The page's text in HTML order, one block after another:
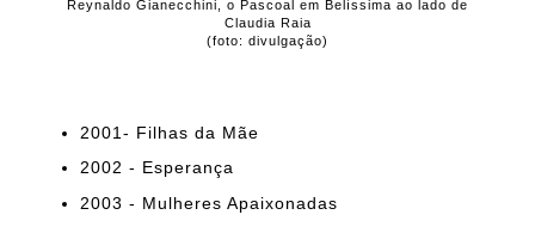
Reynaldo Gianecchini, o Pascoal em Belíssima ao lado de
Claudia Raia
(foto: divulgação)
2001- Filhas da Mãe
2002 - Esperança
2003 - Mulheres Apaixonadas